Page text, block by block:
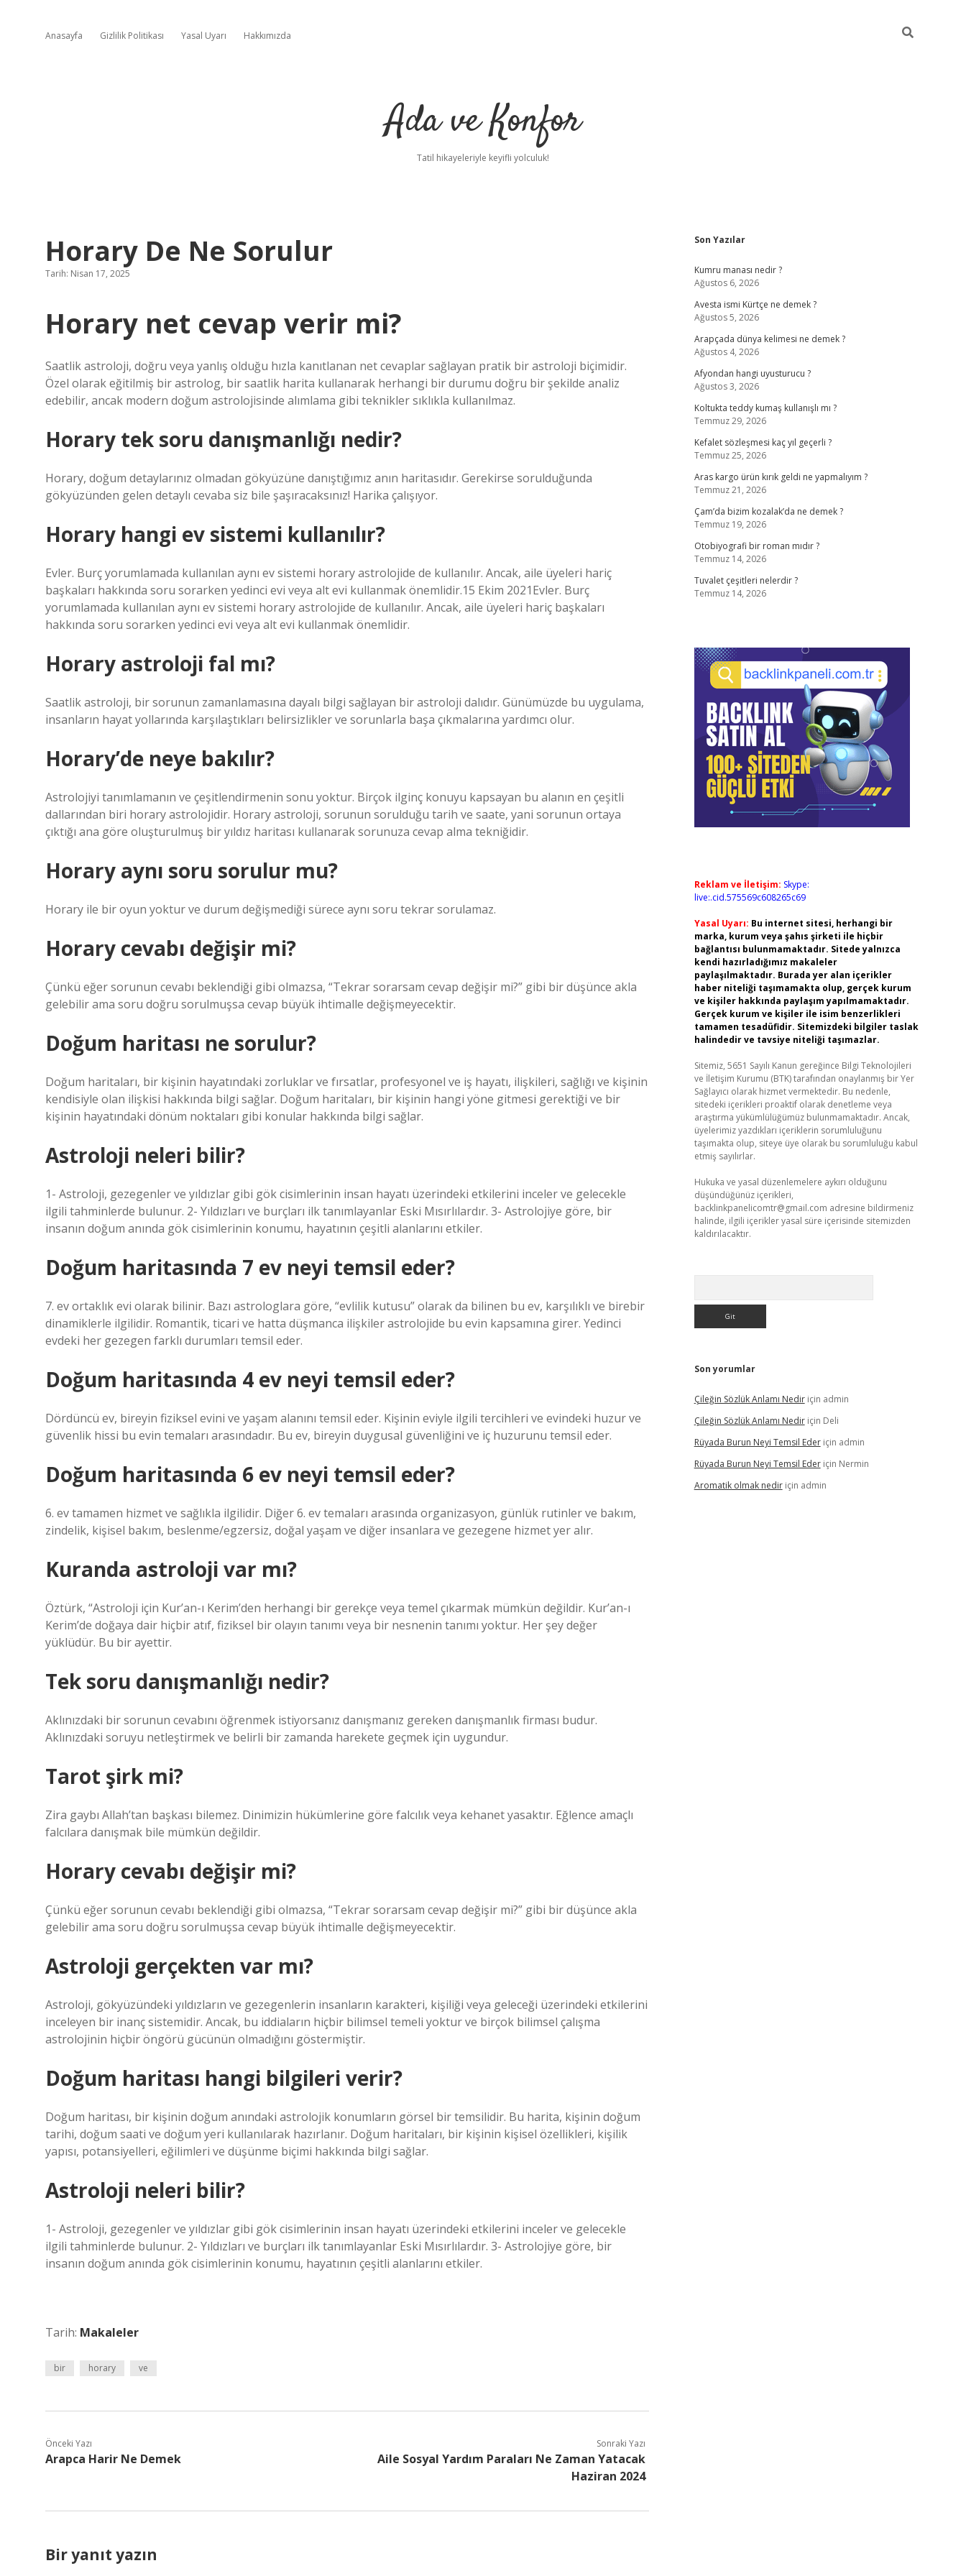
Anasayfa Gizlilik Politikası Yasal Uyarı Hakkımızda
Ada ve Konfor
Tatil hikayeleriyle keyifli yolculuk!
Horary De Ne Sorulur
Tarih: Nisan 17, 2025
Horary net cevap verir mi?
Saatlik astroloji, doğru veya yanlış olduğu hızla kanıtlanan net cevaplar sağlayan pratik bir astroloji biçimidir.
Özel olarak eğitilmiş bir astrolog, bir saatlik harita kullanarak herhangi bir durumu doğru bir şekilde analiz
edebilir, ancak modern doğum astrolojisinde alımlama gibi teknikler sıklıkla kullanılmaz.
Horary tek soru danışmanlığı nedir?
Horary, doğum detaylarınız olmadan gökyüzüne danıştığımız anın haritasıdır. Gerekirse sorulduğunda
gökyüzünden gelen detaylı cevaba siz bile şaşıracaksınız! Harika çalışıyor.
Horary hangi ev sistemi kullanılır?
Evler. Burç yorumlamada kullanılan aynı ev sistemi horary astrolojide de kullanılır. Ancak, aile üyeleri hariç
başkaları hakkında soru sorarken yedinci evi veya alt evi kullanmak önemlidir.15 Ekim 2021Evler. Burç
yorumlamada kullanılan aynı ev sistemi horary astrolojide de kullanılır. Ancak, aile üyeleri hariç başkaları
hakkında soru sorarken yedinci evi veya alt evi kullanmak önemlidir.
Horary astroloji fal mı?
Saatlik astroloji, bir sorunun zamanlamasına dayalı bilgi sağlayan bir astroloji dalıdır. Günümüzde bu uygulama,
insanların hayat yollarında karşılaştıkları belirsizlikler ve sorunlarla başa çıkmalarına yardımcı olur.
Horary’de neye bakılır?
Astrolojiyi tanımlamanın ve çeşitlendirmenin sonu yoktur. Birçok ilginç konuyu kapsayan bu alanın en çeşitli
dallarından biri horary astrolojidir. Horary astroloji, sorunun sorulduğu tarih ve saate, yani sorunun ortaya
çıktığı ana göre oluşturulmuş bir yıldız haritası kullanarak sorunuza cevap alma tekniğidir.
Horary aynı soru sorulur mu?
Horary ile bir oyun yoktur ve durum değişmediği sürece aynı soru tekrar sorulamaz.
Horary cevabı değişir mi?
Çünkü eğer sorunun cevabı beklendiği gibi olmazsa, “Tekrar sorarsam cevap değişir mi?” gibi bir düşünce akla
gelebilir ama soru doğru sorulmuşsa cevap büyük ihtimalle değişmeyecektir.
Doğum haritası ne sorulur?
Doğum haritaları, bir kişinin hayatındaki zorluklar ve fırsatlar, profesyonel ve iş hayatı, ilişkileri, sağlığı ve kişinin
kendisiyle olan ilişkisi hakkında bilgi sağlar. Doğum haritaları, bir kişinin hangi yöne gitmesi gerektiği ve bir
kişinin hayatındaki dönüm noktaları gibi konular hakkında bilgi sağlar.
Astroloji neleri bilir?
1- Astroloji, gezegenler ve yıldızlar gibi gök cisimlerinin insan hayatı üzerindeki etkilerini inceler ve gelecekle
ilgili tahminlerde bulunur. 2- Yıldızları ve burçları ilk tanımlayanlar Eski Mısırlılardır. 3- Astrolojiye göre, bir
insanın doğum anında gök cisimlerinin konumu, hayatının çeşitli alanlarını etkiler.
Doğum haritasında 7 ev neyi temsil eder?
7. ev ortaklık evi olarak bilinir. Bazı astrologlara göre, “evlilik kutusu” olarak da bilinen bu ev, karşılıklı ve birebir
dinamiklerle ilgilidir. Romantik, ticari ve hatta düşmanca ilişkiler astrolojide bu evin kapsamına girer. Yedinci
evdeki her gezegen farklı durumları temsil eder.
Doğum haritasında 4 ev neyi temsil eder?
Dördüncü ev, bireyin fiziksel evini ve yaşam alanını temsil eder. Kişinin eviyle ilgili tercihleri ​​ve evindeki huzur ve
güvenlik hissi bu evin temaları arasındadır. Bu ev, bireyin duygusal güvenliğini ve iç huzurunu temsil eder.
Doğum haritasında 6 ev neyi temsil eder?
6. ev tamamen hizmet ve sağlıkla ilgilidir. Diğer 6. ev temaları arasında organizasyon, günlük rutinler ve bakım,
zindelik, kişisel bakım, beslenme/egzersiz, doğal yaşam ve diğer insanlara ve gezegene hizmet yer alır.
Kuranda astroloji var mı?
Öztürk, “Astroloji için Kur’an-ı Kerim’den herhangi bir gerekçe veya temel çıkarmak mümkün değildir. Kur’an-ı
Kerim’de doğaya dair hiçbir atıf, fiziksel bir olayın tanımı veya bir nesnenin tanımı yoktur. Her şey değer
yüklüdür. Bu bir ayettir.
Tek soru danışmanlığı nedir?
Aklınızdaki bir sorunun cevabını öğrenmek istiyorsanız danışmanız gereken danışmanlık firması budur.
Aklınızdaki soruyu netleştirmek ve belirli bir zamanda harekete geçmek için uygundur.
Tarot şirk mi?
Zira gaybı Allah’tan başkası bilemez. Dinimizin hükümlerine göre falcılık veya kehanet yasaktır. Eğlence amaçlı
falcılara danışmak bile mümkün değildir.
Horary cevabı değişir mi?
Çünkü eğer sorunun cevabı beklendiği gibi olmazsa, “Tekrar sorarsam cevap değişir mi?” gibi bir düşünce akla
gelebilir ama soru doğru sorulmuşsa cevap büyük ihtimalle değişmeyecektir.
Astroloji gerçekten var mı?
Astroloji, gökyüzündeki yıldızların ve gezegenlerin insanların karakteri, kişiliği veya geleceği üzerindeki etkilerini
inceleyen bir inanç sistemidir. Ancak, bu iddiaların hiçbir bilimsel temeli yoktur ve birçok bilimsel çalışma
astrolojinin hiçbir öngörü gücünün olmadığını göstermiştir.
Doğum haritası hangi bilgileri verir?
Doğum haritası, bir kişinin doğum anındaki astrolojik konumların görsel bir temsilidir. Bu harita, kişinin doğum
tarihi, doğum saati ve doğum yeri kullanılarak hazırlanır. Doğum haritaları, bir kişinin kişisel özellikleri, kişilik
yapısı, potansiyelleri, eğilimleri ve düşünme biçimi hakkında bilgi sağlar.
Astroloji neleri bilir?
1- Astroloji, gezegenler ve yıldızlar gibi gök cisimlerinin insan hayatı üzerindeki etkilerini inceler ve gelecekle
ilgili tahminlerde bulunur. 2- Yıldızları ve burçları ilk tanımlayanlar Eski Mısırlılardır. 3- Astrolojiye göre, bir
insanın doğum anında gök cisimlerinin konumu, hayatının çeşitli alanlarını etkiler.
Tarih: Makaleler
bir horary ve
Önceki Yazı
Arapca Harir Ne Demek
Sonraki Yazı
Aile Sosyal Yardım Paraları Ne Zaman Yatacak
Haziran 2024
Bir yanıt yazın
Sidebar
Son Yazılar
Kumru manası nedir ?
Ağustos 6, 2026
Avesta ismi Kürtçe ne demek ?
Ağustos 5, 2026
Arapçada dünya kelimesi ne demek ?
Ağustos 4, 2026
Afyondan hangi uyusturucu ?
Ağustos 3, 2026
Koltukta teddy kumaş kullanışlı mı ?
Temmuz 29, 2026
Kefalet sözleşmesi kaç yıl geçerli ?
Temmuz 25, 2026
Aras kargo ürün kırık geldi ne yapmalıyım ?
Temmuz 21, 2026
Çam’da bizim kozalak’da ne demek ?
Temmuz 19, 2026
Otobiyografi bir roman mıdır ?
Temmuz 14, 2026
Tuvalet çeşitleri nelerdir ?
Temmuz 14, 2026
Reklam ve İletişim: Skype:
live:.cid.575569c608265c69
Yasal Uyarı: Bu internet sitesi, herhangi bir
marka, kurum veya şahıs şirketi ile hiçbir
bağlantısı bulunmamaktadır. Sitede yalnızca
kendi hazırladığımız makaleler
paylaşılmaktadır. Burada yer alan içerikler
haber niteliği taşımamakta olup, gerçek kurum
ve kişiler hakkında paylaşım yapılmamaktadır.
Gerçek kurum ve kişiler ile isim benzerlikleri
tamamen tesadüfidir. Sitemizdeki bilgiler taslak
halindedir ve tavsiye niteliği taşımazlar.
Sitemiz, 5651 Sayılı Kanun gereğince Bilgi Teknolojileri
ve İletişim Kurumu (BTK) tarafından onaylanmış bir Yer
Sağlayıcı olarak hizmet vermektedir. Bu nedenle,
sitedeki içerikleri proaktif olarak denetleme veya
araştırma yükümlülüğümüz bulunmamaktadır. Ancak,
üyelerimiz yazdıkları içeriklerin sorumluluğunu
taşımakta olup, siteye üye olarak bu sorumluluğu kabul
etmiş sayılırlar.
Hukuka ve yasal düzenlemelere aykırı olduğunu
düşündüğünüz içerikleri,
backlinkpanelicomtr@gmail.com adresine bildirmeniz
halinde, ilgili içerikler yasal süre içerisinde sitemizden
kaldırılacaktır.
Son yorumlar
Çileğin Sözlük Anlamı Nediriçin admin
Çileğin Sözlük Anlamı Nediriçin Deli
Rüyada Burun Neyi Temsil Ederiçin admin
Rüyada Burun Neyi Temsil Ederiçin Nermin
Aromatik olmak nediriçin admin